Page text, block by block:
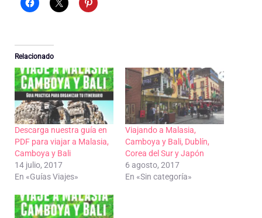
Relacionado
Descarga nuestra guía en
PDF para viajar a Malasia,
Camboya y Bali
14 julio, 2017
En «Guías Viajes»
Viajando a Malasia,
Camboya y Bali, Dublín,
Corea del Sur y Japón
6 agosto, 2017
En «Sin categoría»